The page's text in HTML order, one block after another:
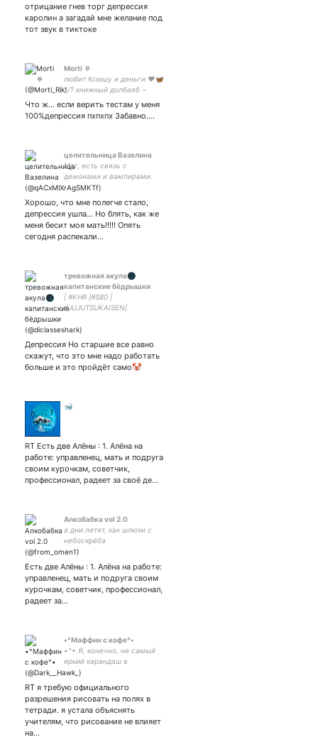
отрицание гнев торг депрессия
каролин а загадай мне желание под
тот звук в тиктоке
Morti ⛧
любит Ксюшу и деньги ❤🦋
1/? книжный долбаеб ~
Что ж... если верить тестам у меня
100%депрессия пхпхпх Забавно....
целительница Вазелина
Маг, есть связь с
демонами и вампирами.
Люблю пышных мужчин,
и музицировать. Есть
личная Муза- демон-
хранитель. Авиация be
like)))
Хорошо, что мне полегче стало,
депрессия ушла... Но блять, как же
меня бесит моя мать!!!!! Опять
сегодня распекали…
тревожная акула🌑
капитанские бёдрышки
| #KHR |#S80 |
#JUJUTSUKAISEN|
Парная с женой |
всем миром |
второстепенный персонаж
Депрессия Но старшие все равно
скажут, что это мне надо работать
больше и это пройдёт само🤡
🐋
RT Есть две Алёны : 1. Алёна на
работе: управленец, мать и подруга
своим курочкам, советчик,
профессионал, радеет за своё де…
Алкобабка vol 2.0
а дни летят, как шлюхи с
небоскрёба
Есть две Алёны : 1. Алёна на работе:
управленец, мать и подруга своим
курочкам, советчик, профессионал,
радеет за…
•°Маффин с кофе°•
•°• Я, конечно, не самый
яркий карандаш в
коробочке, но я,
тупой из них. •°•
RT я требую официального
разрешения рисовать на полях в
тетради. я устала объяснять
учителям, что рисование не влияет
на…